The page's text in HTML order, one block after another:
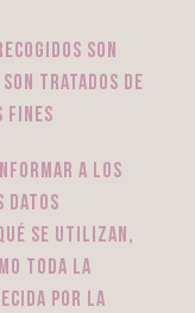
son
tratados de
fines
a los
datos
se utilizan,
toda la
por la